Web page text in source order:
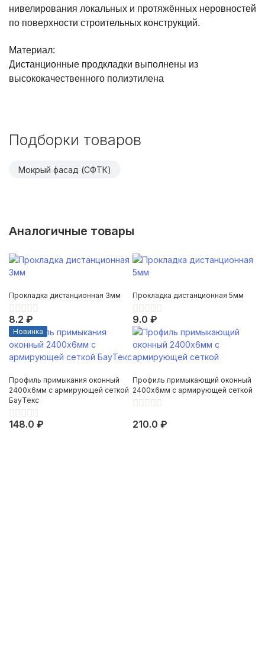
нивелирования локальных и протяжённых неровностей
по поверхности строительных конструкций.
Материал:
Дистанционные продкладки выполнены из
высококачественного полиэтилена
Подборки товаров
Мокрый фасад (СФТК)
Аналогичные товары
Прокладка дистанционная 3мм
8.2 ₽
Прокладка дистанционная 5мм
9.0 ₽
Новинка
Профиль примыкания оконный
2400х6мм с армирующей сеткой
БауТекс
148.0 ₽
Профиль примыкающий оконный
2400х6мм с армирующей сеткой
210.0 ₽